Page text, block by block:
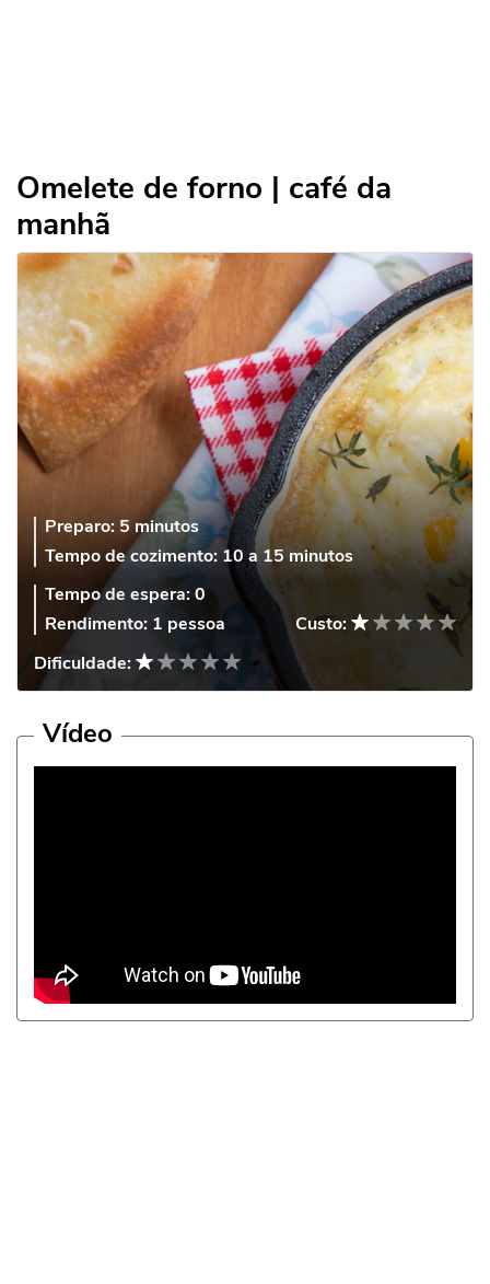
Omelete de forno | café da
manhã
Preparo: 5 minutos
Tempo de cozimento: 10 a 15 minutos
Tempo de espera:0
Rendimento: 1 pessoa
Custo:
Dificuldade:
Vídeo